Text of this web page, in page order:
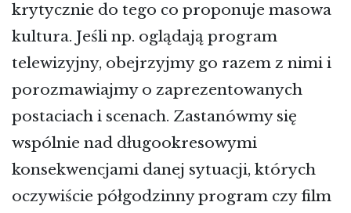
krytycznie do tego co proponuje masowa
kultura. Jeśli np. oglądają program
telewizyjny, obejrzyjmy go razem z nimi i
porozmawiajmy o zaprezentowanych
postaciach i scenach. Zastanówmy się
wspólnie nad długookresowymi
konsekwencjami danej sytuacji, których
oczywiście półgodzinny program czy film